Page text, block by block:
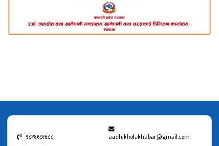
९८१६१८१६८८
aadhikholakhabar@gmail.com